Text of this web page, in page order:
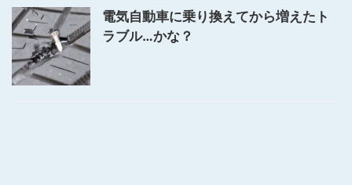
電気自動車に乗り換えてから増えたト
ラブル…かな？